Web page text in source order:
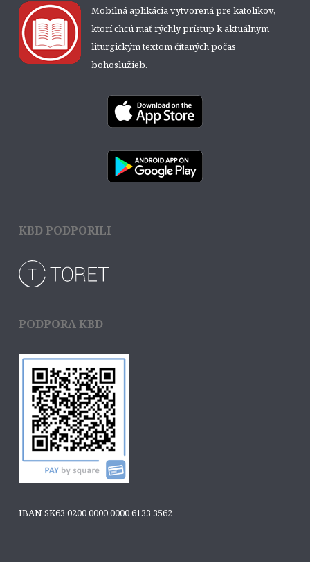
Mobilná aplikácia vytvorená pre katolíkov,
ktorí chcú mať rýchly prístup k aktuálnym
liturgickým textom čítaných počas
bohoslužieb.
KBD PODPORILI
PODPORA KBD
IBAN SK63 0200 0000 0000 6133 3562